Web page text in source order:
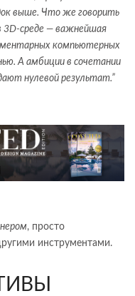
выше. Что же говорить
3D-среде — важнейшая
компьютерных
А амбиции в сочетании
нулевой результат.”
, просто
инструментами.